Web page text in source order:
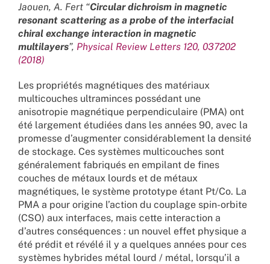
Jaouen, A. Fert “Circular dichroism in magnetic
resonant scattering as a probe of the interfacial
chiral exchange interaction in magnetic
multilayers”, Physical Review Letters 120, 037202
(2018)
Les propriétés magnétiques des matériaux
multicouches ultraminces possédant une
anisotropie magnétique perpendiculaire (PMA) ont
été largement étudiées dans les années 90, avec la
promesse d’augmenter considérablement la densité
de stockage. Ces systèmes multicouches sont
généralement fabriqués en empilant de fines
couches de métaux lourds et de métaux
magnétiques, le système prototype étant Pt/Co. La
PMA a pour origine l’action du couplage spin-orbite
(CSO) aux interfaces, mais cette interaction a
d’autres conséquences : un nouvel effet physique a
été prédit et révélé il y a quelques années pour ces
systèmes hybrides métal lourd / métal, lorsqu’il a